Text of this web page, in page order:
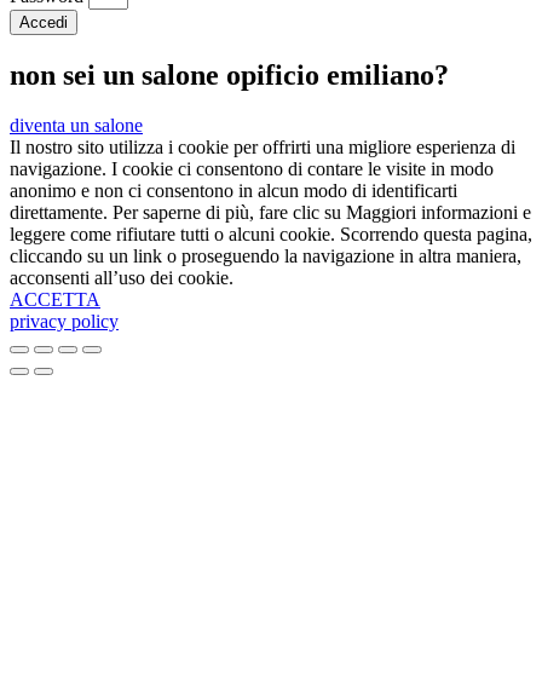
Accedi
non sei un salone opificio emiliano?
diventa un salone
Il nostro sito utilizza i cookie per offrirti una migliore esperienza di
navigazione. I cookie ci consentono di contare le visite in modo
anonimo e non ci consentono in alcun modo di identificarti
direttamente. Per saperne di più, fare clic su Maggiori informazioni e
leggere come rifiutare tutti o alcuni cookie. Scorrendo questa pagina,
cliccando su un link o proseguendo la navigazione in altra maniera,
acconsenti all’uso dei cookie.
ACCETTA
privacy policy